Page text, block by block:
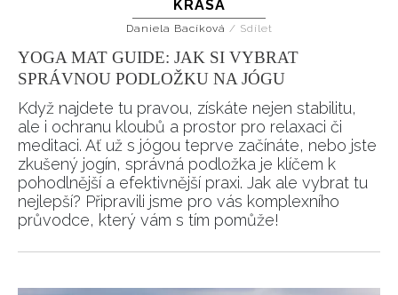
KRÁSA
Daniela Bacíková / Sdílet
YOGA MAT GUIDE: JAK SI VYBRAT
SPRÁVNOU PODLOŽKU NA JÓGU
Když najdete tu pravou, získáte nejen stabilitu,
ale i ochranu kloubů a prostor pro relaxaci či
meditaci. Ať už s jógou teprve začínáte, nebo jste
zkušený jogín, správná podložka je klíčem k
pohodlnější a efektivnější praxi. Jak ale vybrat tu
nejlepší? Připravili jsme pro vás komplexního
průvodce, který vám s tím pomůže!